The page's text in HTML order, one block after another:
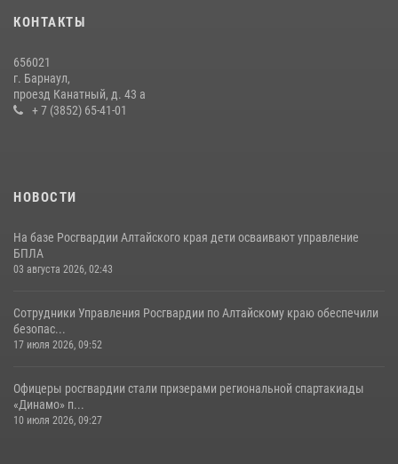
КОНТАКТЫ
656021
г. Барнаул,
проезд Канатный, д. 43 а
+ 7 (3852) 65-41-01
НОВОСТИ
На базе Росгвардии Алтайского края дети осваивают управление
БПЛА
03 августа 2026, 02:43
Сотрудники Управления Росгвардии по Алтайскому краю обеспечили
безопас...
17 июля 2026, 09:52
Офицеры росгвардии стали призерами региональной спартакиады
«Динамо» п...
10 июля 2026, 09:27